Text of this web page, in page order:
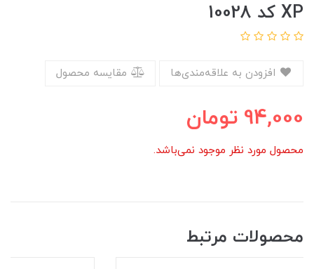
XP کد 10028
مقایسه محصول
94,000 تومان
محصول مورد نظر موجود نمی‌باشد.
محصولات مرتبط